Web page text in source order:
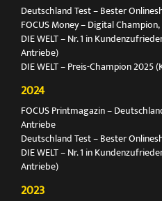
Deutschland Test – Bester
FOCUS Money – Digital
DIE WELT – Nr. 1 in
Antriebe)
DIE WELT – Preis-Champion
2024
FOCUS Printmagazin –
Antriebe
Deutschland Test – Bester
DIE WELT – Nr. 1 in
Antriebe)
2023